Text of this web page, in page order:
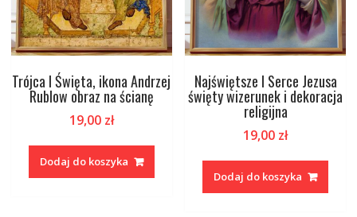
Trójca I Święta, ikona Andrzej
Rublow obraz na ścianę
19,00 zł
Dodaj do koszyka
Najświętsze I Serce Jezusa
święty wizerunek i dekoracja
religijna
19,00 zł
Dodaj do koszyka